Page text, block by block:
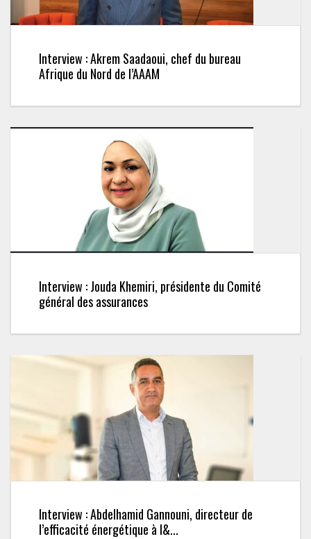
Interview : Akrem Saadaoui, chef du bureau
Afrique du Nord de l’AAAM
Interview : Jouda Khemiri, présidente du Comité
général des assurances
Interview : Abdelhamid Gannouni, directeur de
l’efficacité énergétique à l&...